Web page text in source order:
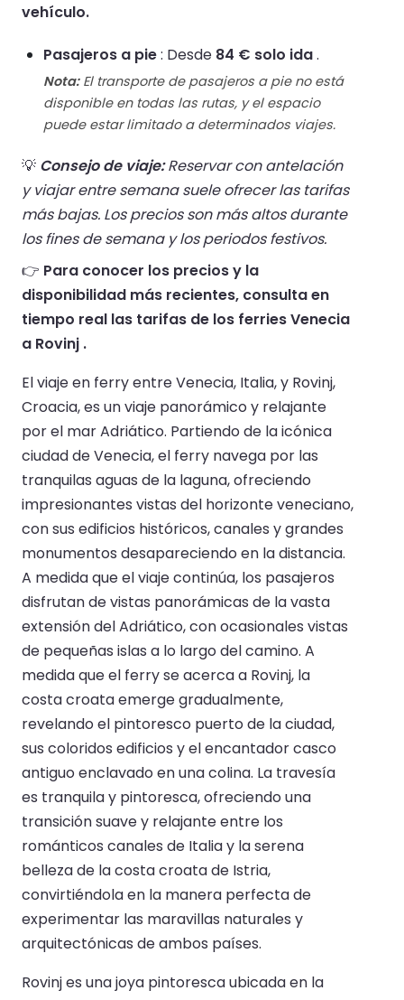
vehículo.
Pasajeros a pie: Desde 84 € solo ida.
Nota:El transporte de pasajeros a pie no está
disponible en todas las rutas, y el espacio
puede estar limitado a determinados viajes.
💡 Consejo de viaje:Reservar con antelación
y viajar entre semana suele ofrecer las tarifas
más bajas. Los precios son más altos durante
los fines de semana y los periodos festivos.
👉 Para conocer los precios y la
disponibilidad más recientes, consulta en
tiempo real las tarifas de los ferries Venecia
a Rovinj .
El viaje en ferry entre Venecia, Italia, y Rovinj,
Croacia, es un viaje panorámico y relajante
por el mar Adriático. Partiendo de la icónica
ciudad de Venecia, el ferry navega por las
tranquilas aguas de la laguna, ofreciendo
impresionantes vistas del horizonte veneciano,
con sus edificios históricos, canales y grandes
monumentos desapareciendo en la distancia.
A medida que el viaje continúa, los pasajeros
disfrutan de vistas panorámicas de la vasta
extensión del Adriático, con ocasionales vistas
de pequeñas islas a lo largo del camino. A
medida que el ferry se acerca a Rovinj, la
costa croata emerge gradualmente,
revelando el pintoresco puerto de la ciudad,
sus coloridos edificios y el encantador casco
antiguo enclavado en una colina. La travesía
es tranquila y pintoresca, ofreciendo una
transición suave y relajante entre los
románticos canales de Italia y la serena
belleza de la costa croata de Istria,
convirtiéndola en la manera perfecta de
experimentar las maravillas naturales y
arquitectónicas de ambos países.
Rovinj es una joya pintoresca ubicada en la